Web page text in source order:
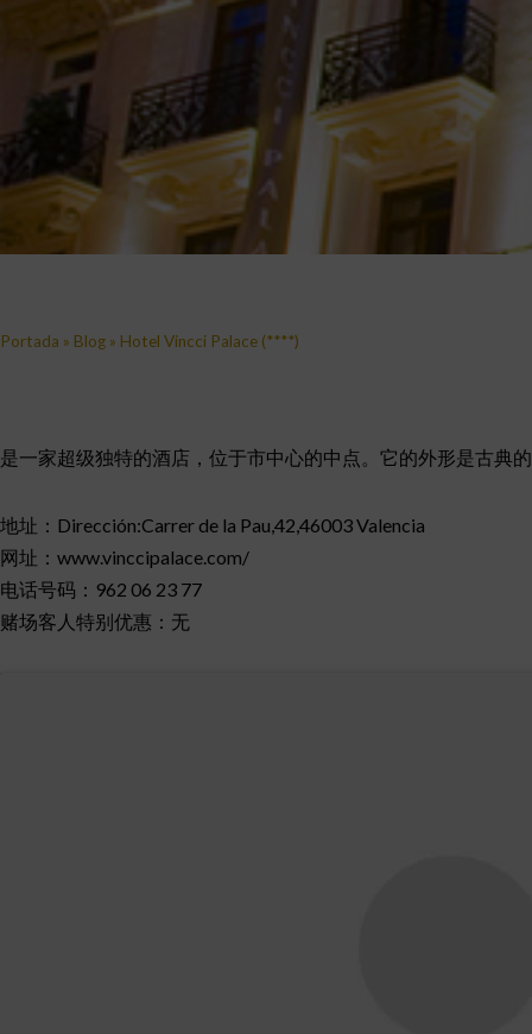
Portada » Blog » Hotel Vincci Palace (****)
是一家超级独特的酒店，位于市中心的中点。它的外形是古典
地址：Dirección:Carrer de la Pau,42,46003 Valencia
网址：www.vinccipalace.com/
电话号码：962 06 23 77
赌场客人特别优惠：无